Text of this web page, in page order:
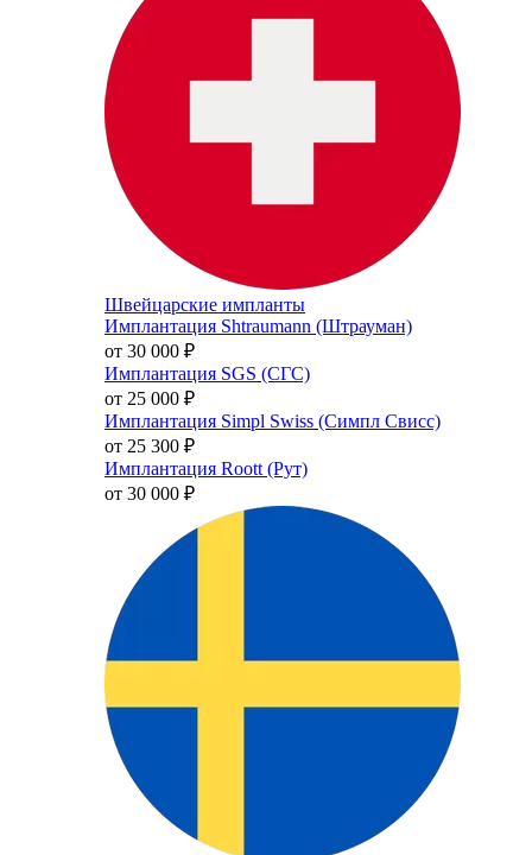
Швейцарские импланты
Имплантация Shtraumann (Штрауман)
от 30 000 ₽
Имплантация SGS (СГС)
от 25 000 ₽
Имплантация Simpl Swiss (Симпл Свисс)
от 25 300 ₽
Имплантация Roott (Рут)
от 30 000 ₽